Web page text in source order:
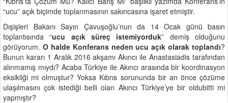
“ucu” açık biçimde toplanmasının sakıncasına işaret etmiştir.
Dışişleri Bakanı Sayın Çavuşoğlu’nun da 14 Ocak günü basın
toplantısında “ucu açık süreç istemiyorduk” demiş olduğunu
görüyorum. O halde Konferans neden ucu açık olarak toplandı?
Bunun kararı 1 Aralık 2016 akşamı Akıncı ile Anastasiadis tarafından
alınmamış mıydı? Acaba Türkiye ile Akıncı arasında bir koordinasyon
eksikliği mi olmuştur? Yoksa Kıbrıs sorununda bir an önce çözüme
ulaşılmasını çok istediği belli olan Akıncı Türkiye’ye bir oldubitti mi
yapmıştır?